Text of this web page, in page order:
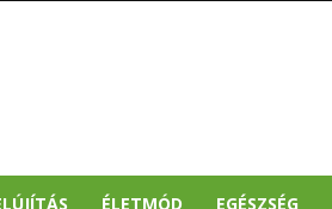
ÉLETMÓD EGÉSZSÉG